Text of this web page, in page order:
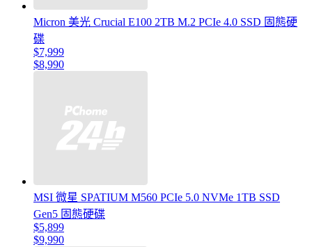
Micron 美光 Crucial E100 2TB M.2 PCIe 4.0 SSD 固態硬
碟
$7,999
$8,990
MSI 微星 SPATIUM M560 PCIe 5.0 NVMe 1TB SSD
Gen5 固態硬碟
$5,899
$9,990